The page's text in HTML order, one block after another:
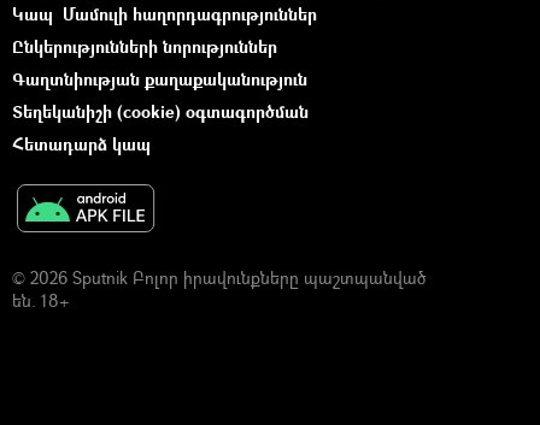
Կապ Մամուլի հաղորդագրություններ
Ընկերությունների նորություններ
Գաղտնիության քաղաքականություն
Տեղեկանիշի (cookie) օգտագործման
Հետադարձ կապ
© 2026 Sputnik Բոլոր իրավունքները պաշտպանված
են. 18+